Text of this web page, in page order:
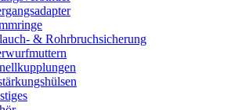
& Rohrbruchsicherung